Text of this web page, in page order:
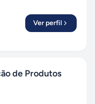
Ver perfil
de Produtos